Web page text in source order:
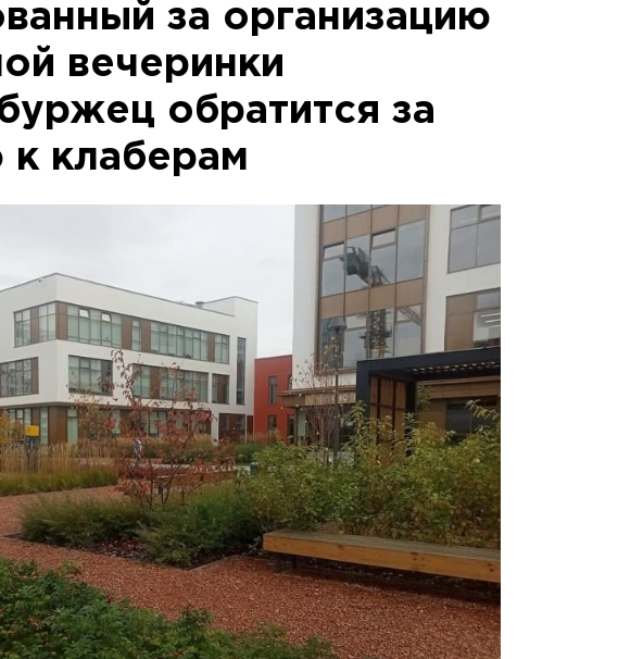
за организацию
вечеринки
обратится за
клаберам